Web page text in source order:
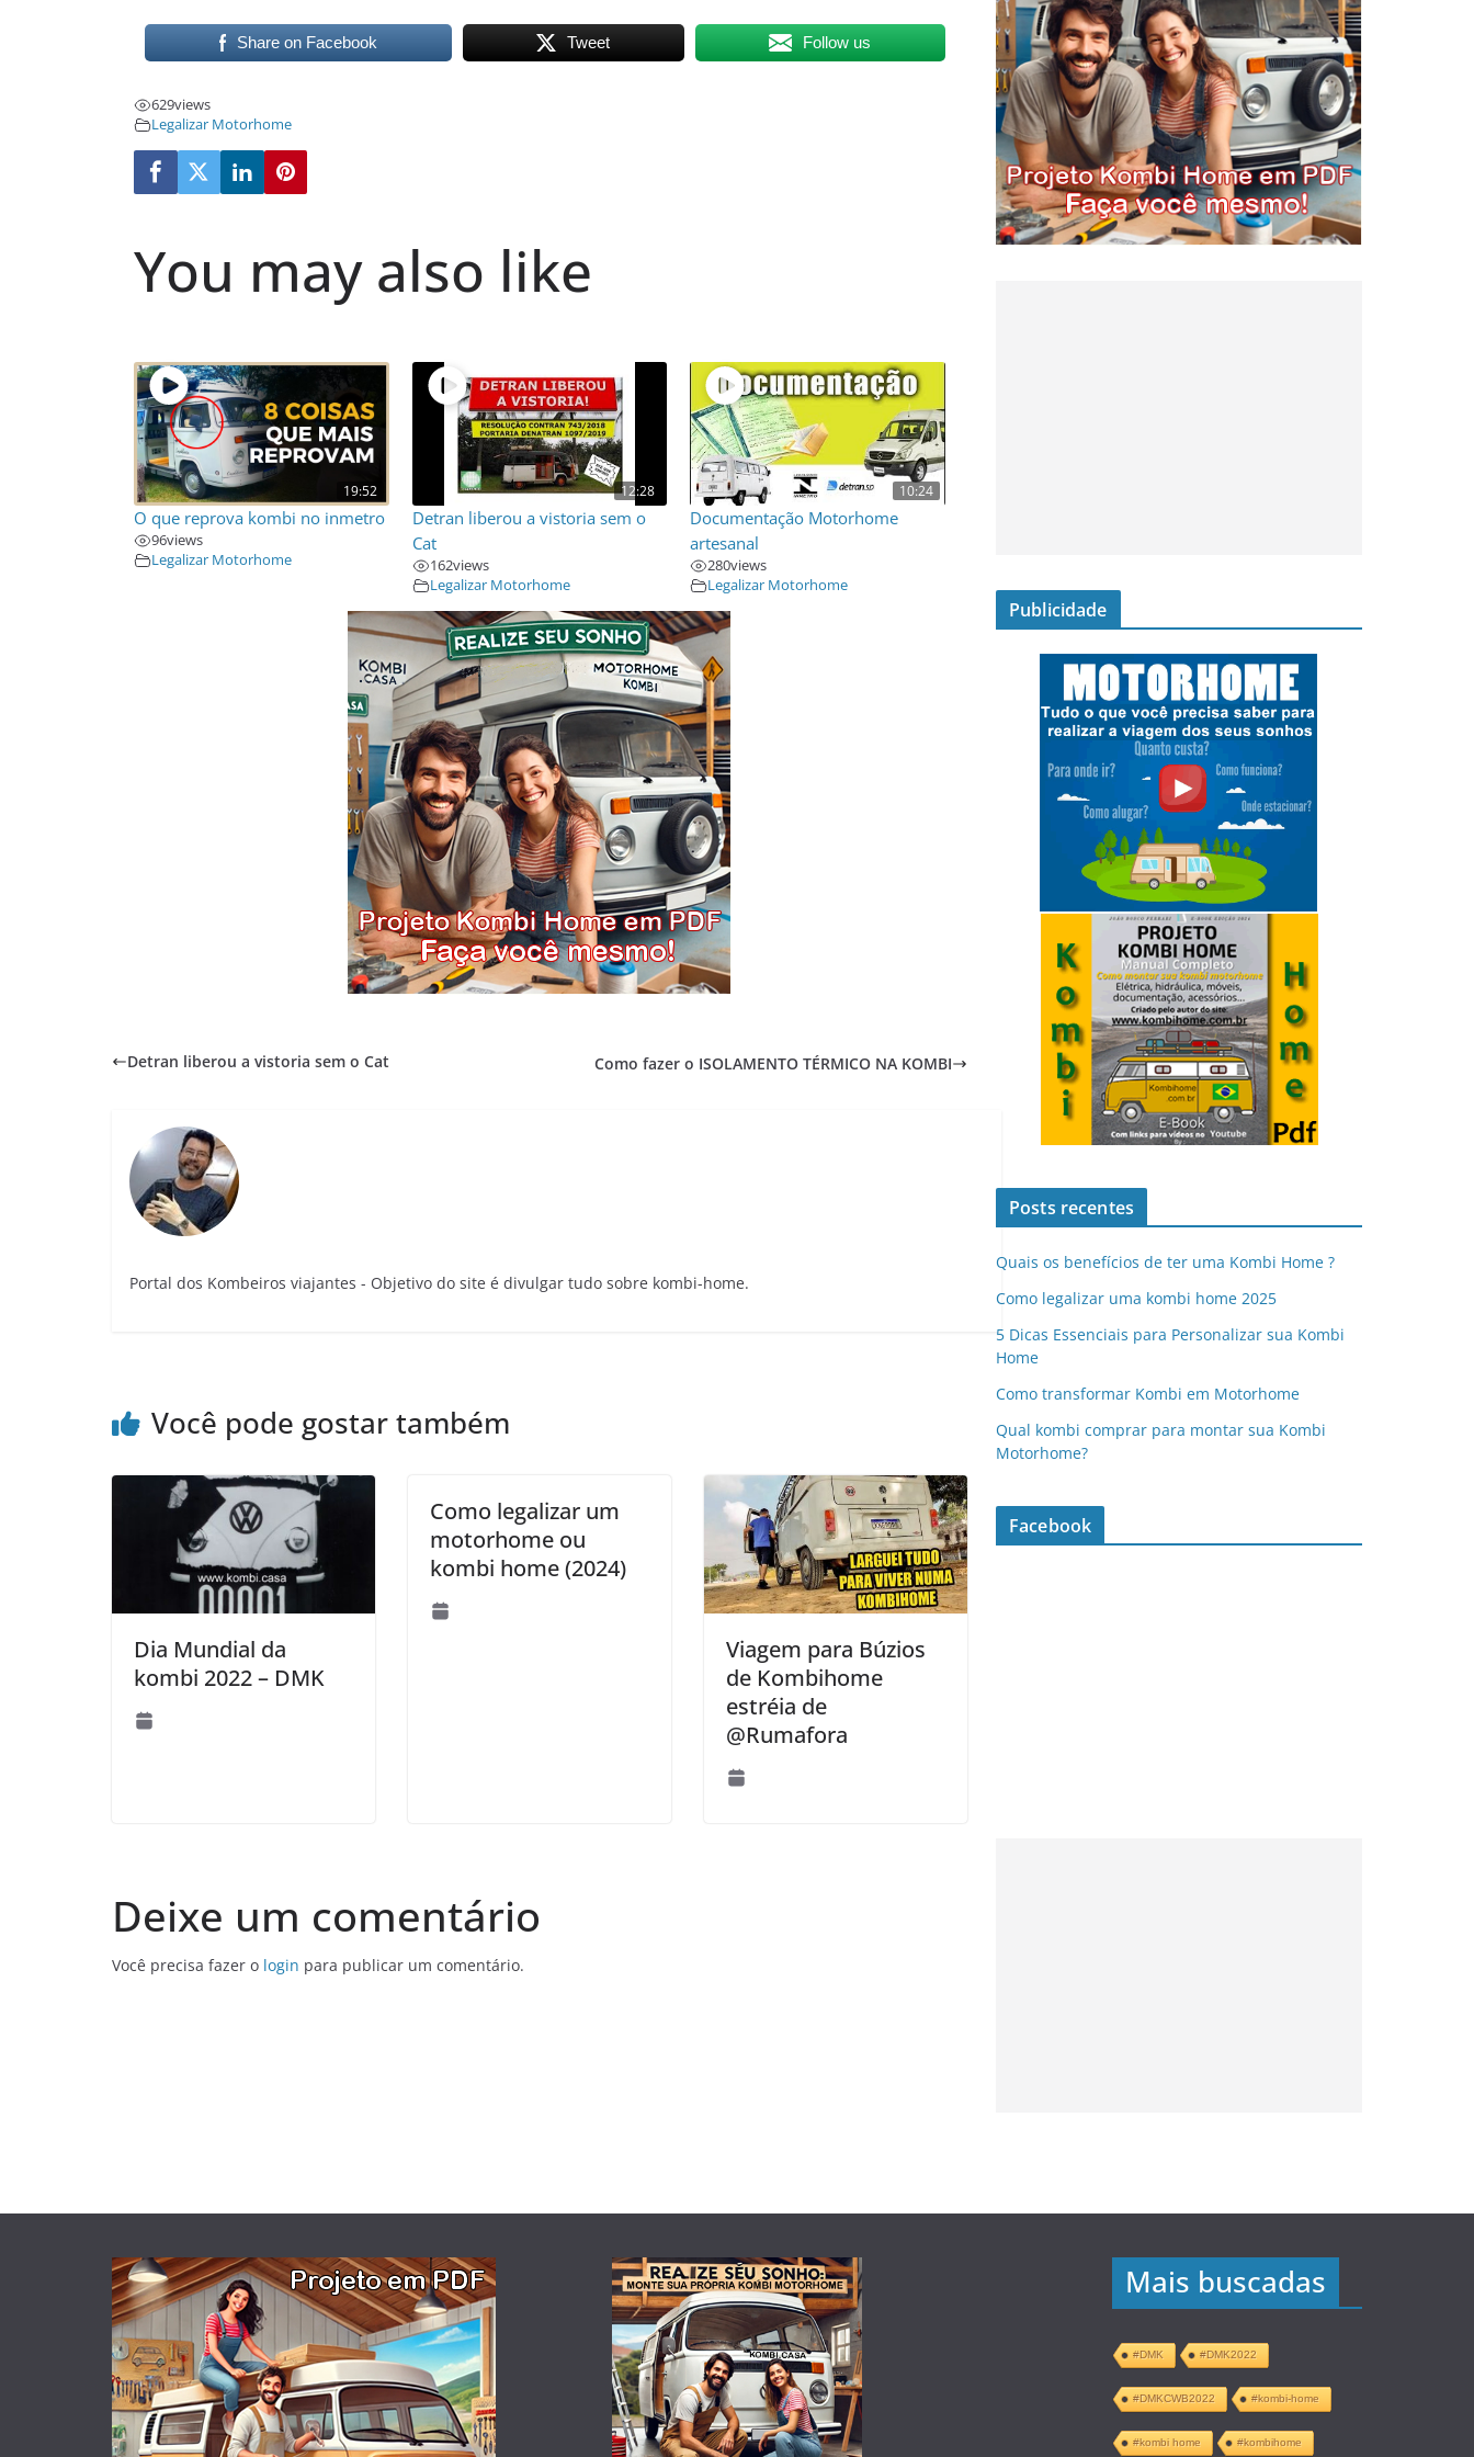
Share on Facebook Tweet Follow us
629views
Legalizar Motorhome
You may also like
19:52
O que reprova kombi no inmetro
96views
Legalizar Motorhome
12:28
Detran liberou a vistoria sem o
Cat
162views
Legalizar Motorhome
10:24
Documentação Motorhome
artesanal
280views
Legalizar Motorhome
Detran liberou a vistoria sem o Cat Como fazer o ISOLAMENTO TÉRMICO NA KOMBI
Portal dos Kombeiros viajantes - Objetivo do site é divulgar tudo sobre kombi-home.
Você pode gostar também
Dia Mundial da
kombi 2022 – DMK
Como legalizar um
motorhome ou
kombi home (2024)
Viagem para Búzios
de Kombihome
estréia de
@Rumafora
Deixe um comentário
Você precisa fazer o login para publicar um comentário.
Publicidade
Posts recentes
Quais os benefícios de ter uma Kombi Home ?
Como legalizar uma kombi home 2025
5 Dicas Essenciais para Personalizar sua Kombi
Home
Como transformar Kombi em Motorhome
Qual kombi comprar para montar sua Kombi
Motorhome?
Facebook
Mais buscadas
#DMK #DMK2022
#DMKCWB2022 #kombi-home
#kombi home #kombihome